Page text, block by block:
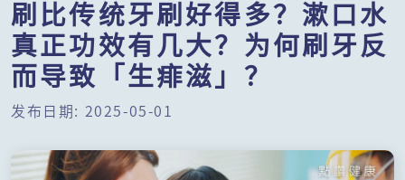
刷比传统牙刷好得多？漱口水
真正功效有几大？为何刷牙反
而导致「生痱滋」？
发布日期: 2025-05-01